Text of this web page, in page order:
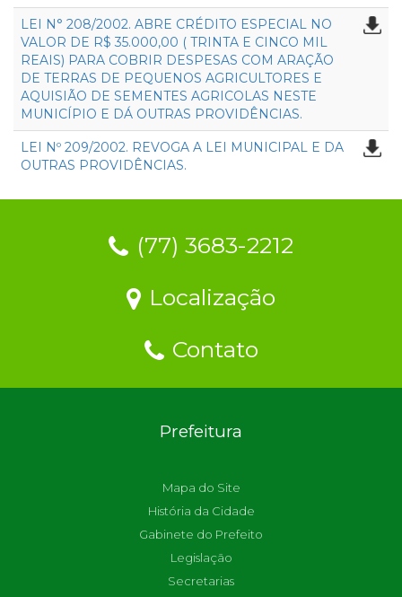
LEI N° 208/2002. ABRE CRÉDITO ESPECIAL NO
VALOR DE R$ 35.000,00 ( TRINTA E CINCO MIL
REAIS) PARA COBRIR DESPESAS COM ARAÇÃO
DE TERRAS DE PEQUENOS AGRICULTORES E
AQUISIÃO DE SEMENTES AGRICOLAS NESTE
MUNICÍPIO E DÁ OUTRAS PROVIDÊNCIAS.
LEI Nº 209/2002. REVOGA A LEI MUNICIPAL E DA
OUTRAS PROVIDÊNCIAS.
(77) 3683-2212
Localização
Contato
Prefeitura
Mapa do Site
História da Cidade
Gabinete do Prefeito
Legislação
Secretarias